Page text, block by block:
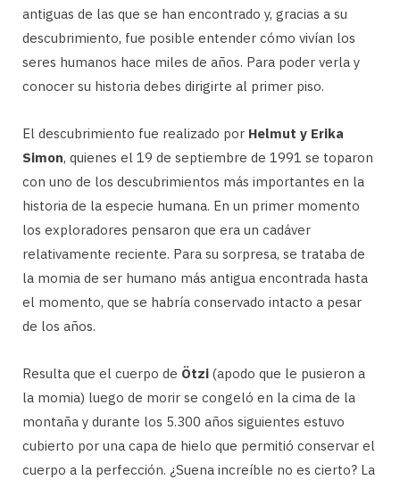
antiguas de las que se han encontrado y, gracias a su
descubrimiento, fue posible entender cómo vivían los
seres humanos hace miles de años. Para poder verla y
conocer su historia debes dirigirte al primer piso.
El descubrimiento fue realizado por Helmut y Erika
Simon, quienes el 19 de septiembre de 1991 se toparon
con uno de los descubrimientos más importantes en la
historia de la especie humana. En un primer momento
los exploradores pensaron que era un cadáver
relativamente reciente. Para su sorpresa, se trataba de
la momia de ser humano más antigua encontrada hasta
el momento, que se habría conservado intacto a pesar
de los años.
Resulta que el cuerpo de Ötzi (apodo que le pusieron a
la momia) luego de morir se congeló en la cima de la
montaña y durante los 5.300 años siguientes estuvo
cubierto por una capa de hielo que permitió conservar el
cuerpo a la perfección. ¿Suena increíble no es cierto? La